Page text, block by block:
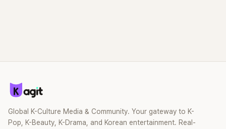
Global K-Culture Media & Community. Your gateway to K-
Pop, K-Beauty, K-Drama, and Korean entertainment. Real-